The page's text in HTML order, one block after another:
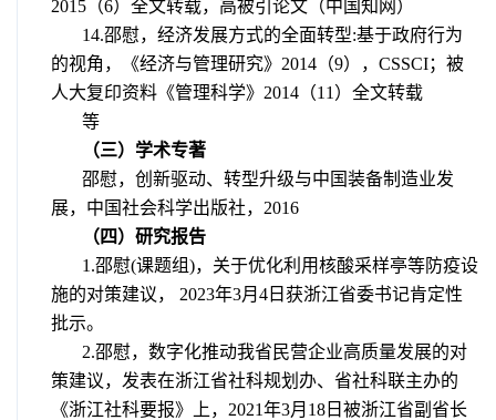
2015 （6）全文转载，高被引论文（中国知网）
14.邵慰，经济发展方式的全面转型:基于政府行为
的视角，《经济与管理研究》2014（9），CSSCI；被
人大复印资料《管理科学》2014（11）全文转载
等
（三）学术专著
邵慰，创新驱动、转型升级与中国装备制造业发
展，中国社会科学出版社， 2016
（四）研究报告
1.邵慰(课题组)，关于优化利用核酸采样亭等防疫设
施的对策建议，
2023年3月 4 日获浙江省委书记肯定性
批示。
2.邵慰，数字化推动我省民营企业高质量发展的对
策建议，发表在浙江省社科规划办、省社科联主办的
《浙江社科要报》上， 2021年3月 18 日被浙江省副省长